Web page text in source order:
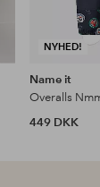
NYHED!
Name it
449 DKK